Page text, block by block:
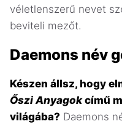
véletlenszerű nevet
beviteli mezőt.
Daemons név
Készen állsz, hogy
Őszi Anyagokcímű
világába? Daemons